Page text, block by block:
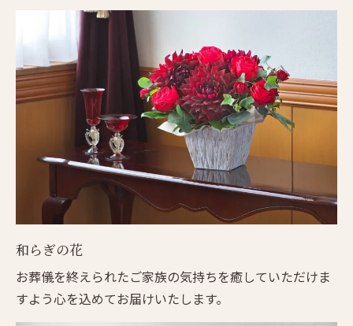
和らぎの花
お葬儀を終えられたご家族の気持ちを癒していただけま
すよう心を込めてお届けいたします。